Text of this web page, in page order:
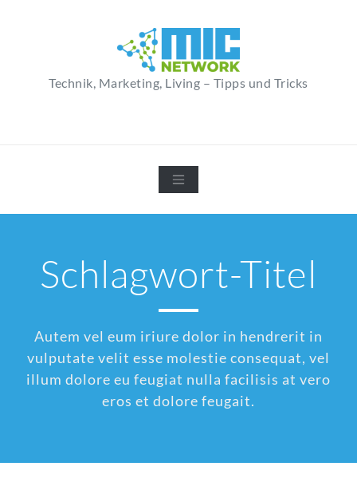
Technik, Marketing, Living – Tipps und Tricks
Schlagwort-Titel
Autem vel eum iriure dolor in hendrerit in
vulputate velit esse molestie consequat, vel
illum dolore eu feugiat nulla facilisis at vero
eros et dolore feugait.